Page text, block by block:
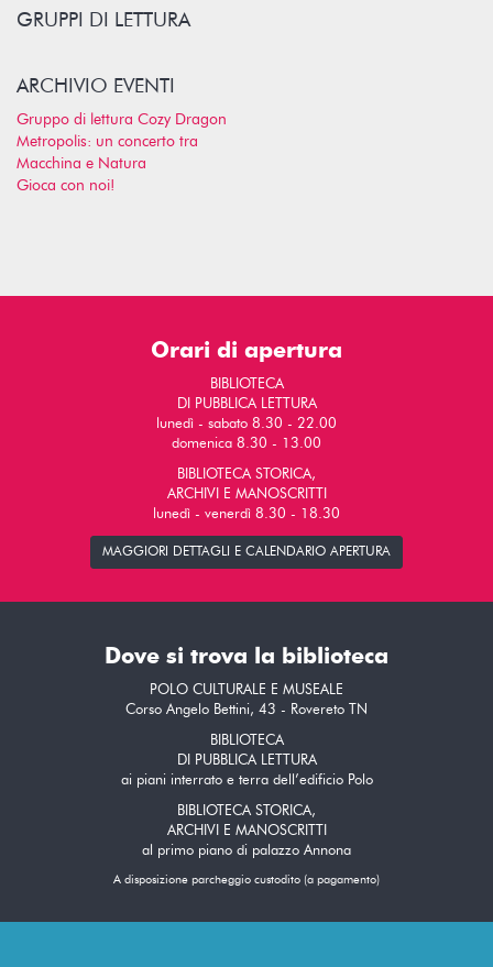
GRUPPI DI LETTURA
ARCHIVIO EVENTI
Gruppo di lettura Cozy Dragon
Metropolis: un concerto tra
Macchina e Natura
Gioca con noi!
Orari di apertura
BIBLIOTECA
DI PUBBLICA LETTURA
lunedì - sabato 8.30 - 22.00
domenica 8.30 - 13.00
BIBLIOTECA STORICA,
ARCHIVI E MANOSCRITTI
lunedì - venerdì 8.30 - 18.30
MAGGIORI DETTAGLI E CALENDARIO APERTURA
Dove si trova la biblioteca
POLO CULTURALE E MUSEALE
Corso Angelo Bettini, 43 - Rovereto TN
BIBLIOTECA
DI PUBBLICA LETTURA
ai piani interrato e terra dell’edificio Polo
BIBLIOTECA STORICA,
ARCHIVI E MANOSCRITTI
al primo piano di palazzo Annona
A disposizione parcheggio custodito (a pagamento)